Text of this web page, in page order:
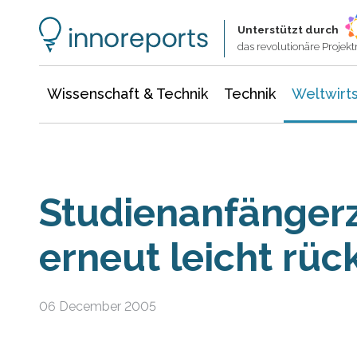
Unterstützt durch
das revolutionäre
Wissenschaft & Technik Technik
erneut leicht
06 December 2005